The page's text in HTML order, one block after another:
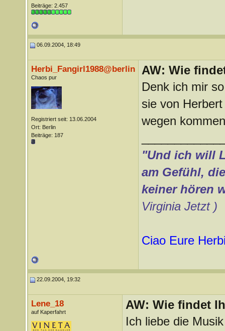
Beiträge: 2.457
06.09.2004, 18:49
Herbi_Fangirl1988@berlin
Chaos pur
Registriert seit: 13.06.2004
Ort: Berlin
Beiträge: 187
AW: Wie
Denk ich mir
sie von
wegen
"Und ich will
am Gefühl,
keiner hören
Virginia Jetzt )
Ciao Eure
22.09.2004, 19:32
Lene_18
auf Kaperfahrt
AW: Wie findet
Ich liebe die